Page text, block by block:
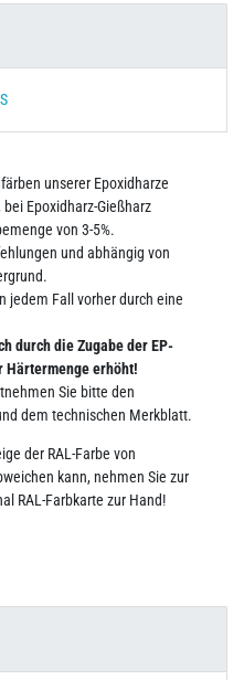
unserer Epoxidharze
Epoxidharz-Gießharz
von 3-5%.
und abhängig von
jedem Fall vorher durch eine
durch die Zugabe der EP-
Härtermenge erhöht!
Sie bitte den
dem technischen Merkblatt.
der RAL-Farbe von
kann, nehmen Sie zur
RAL-Farbkarte zur Hand!